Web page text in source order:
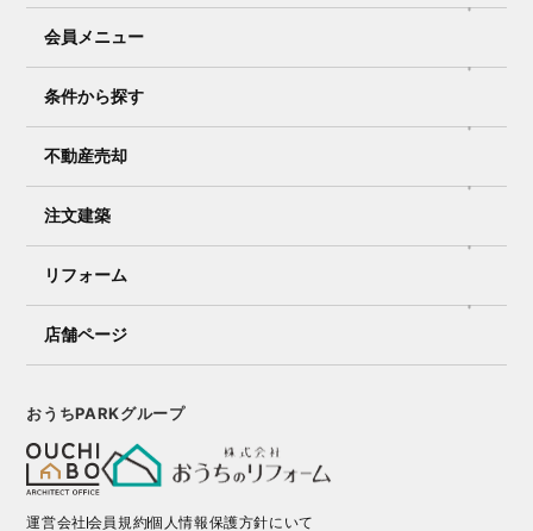
会員メニュー
条件から探す
不動産売却
注文建築
リフォーム
店舗ページ
おうちPARKグループ
運営会社会員規約個人情報保護方針にいて